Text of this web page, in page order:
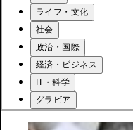
ライフ・文化
社会
政治・国際
経済・ビジネス
IT・科学
グラビア